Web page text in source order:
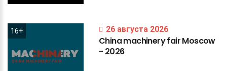
16+ 26 августа 2026
ChinamachineryfairMoscow
- 2026